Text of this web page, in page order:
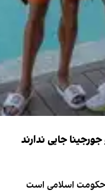
حکومت اسلامی است